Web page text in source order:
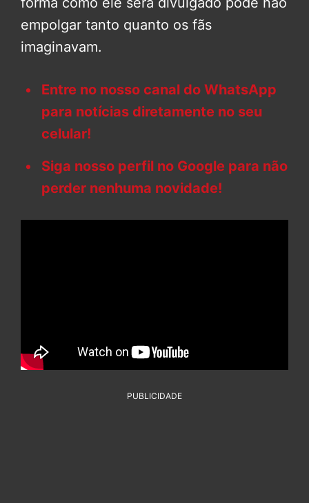
empolgar tanto quanto os fãs
imaginavam.
Entre no nosso canal do WhatsApp
para notícias diretamente no seu
celular!
Siga nosso perfil no Google para não
perder nenhuma novidade!
PUBLICIDADE